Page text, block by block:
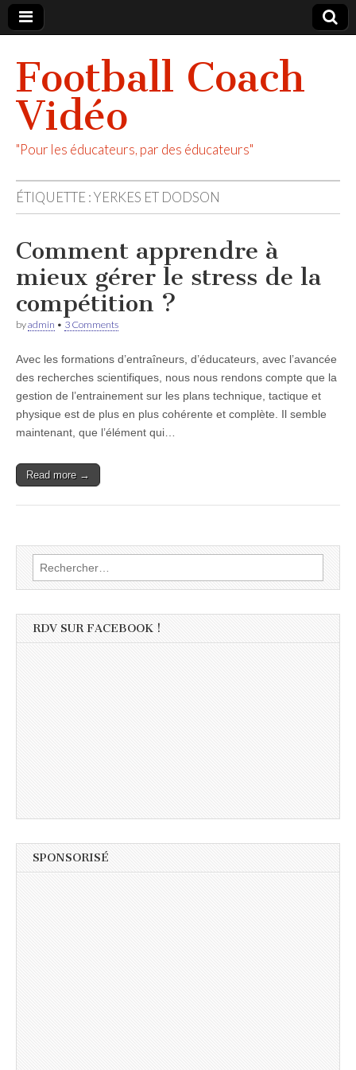
Football Coach
Vidéo
"Pour les éducateurs, par des éducateurs"
ÉTIQUETTE :YERKES ET DODSON
Comment apprendre à
mieux gérer le stress de la
compétition ?
byadmin • 3 Comments
Avec les formations d’entraîneurs, d’éducateurs, avec l’avancée
des recherches scientifiques, nous nous rendons compte que la
gestion de l’entrainement sur les plans technique, tactique et
physique est de plus en plus cohérente et complète. Il semble
maintenant, que l’élément qui…
Read more →
Rechercher :
RDV SUR FACEBOOK !
SPONSORISÉ